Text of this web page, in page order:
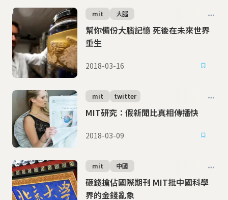
幫你備份大腦記憶 死後在未來世界
重生
mit 大腦
2018-03-16
MIT研究：假新聞比真相傳播快
mit twitter
2018-03-09
砸錢搶佔國際期刊 MIT批中國科學
界的金錢亂象
mit 中國